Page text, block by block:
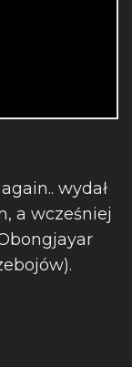
wydał
a wcześniej